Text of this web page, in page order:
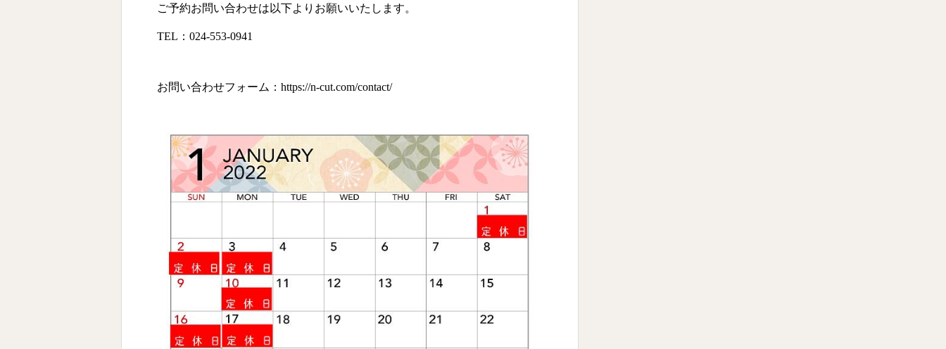
ご予約お問い合わせは以下よりお願いいたします。
TEL：024-553-0941
お問い合わせフォーム： https://n-cut.com/contact/